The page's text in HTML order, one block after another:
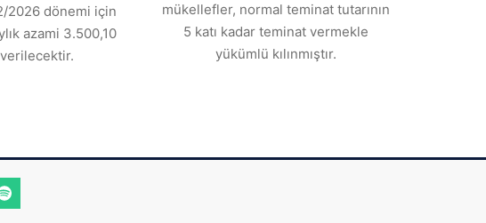
2026 dönemi için
azami 3.500,10
mükellefler, normal teminat tutarının
5 katı kadar teminat vermekle
yükümlü kılınmıştır.